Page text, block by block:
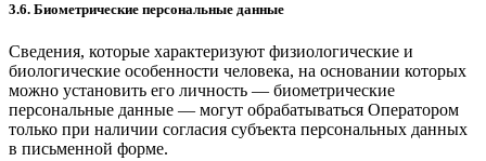
3.6. Биометрические персональные данные
Сведения, которые характеризуют физиологические и
биологические особенности человека, на основании которых
можно установить его личность — биометрические
персональные данные — могут обрабатываться Оператором
только при наличии согласия субъекта персональных данных
в письменной форме.